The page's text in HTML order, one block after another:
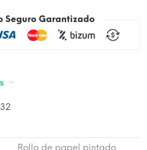
Seguro Garantizado
Rollo de papel pintado